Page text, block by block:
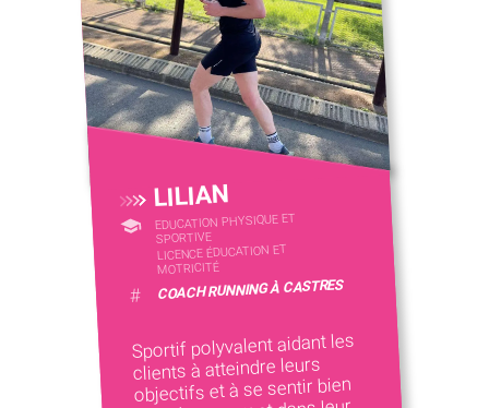
LILIAN
EDUCATION PHYSIQUE ET
SPORTIVE
LICENCE ÉDUCATION ET
MOTRICITÉ
# COACH RUNNING À CASTRES
Sportif polyvalent aidant les
clients à atteindre leurs
objectifs et à se sentir bien